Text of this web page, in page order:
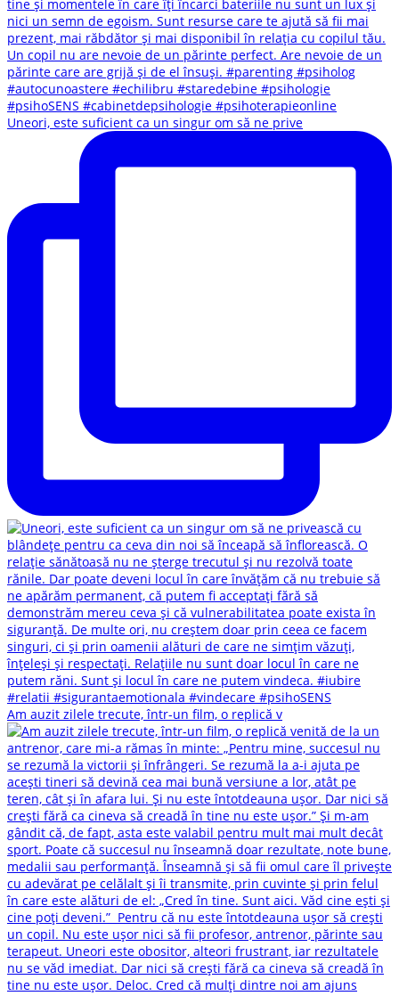
Uneori, este suficient ca un singur om să ne prive
Am auzit zilele trecute, într-un film, o replică v